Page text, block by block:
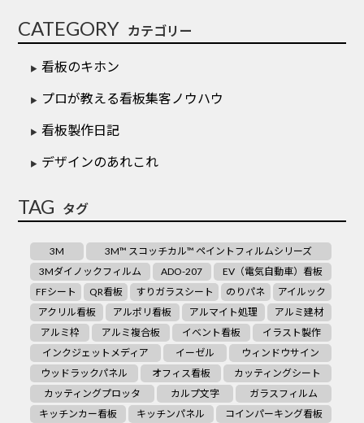
CATEGORY カテゴリー
看板のキホン
プロが教える看板集客ノウハウ
看板製作日記
デザインのあれこれ
TAG タグ
3M
3M™ スコッチカル™ ペイントフィルムシリーズ
3Mダイノックフィルム
ADO-207
EV（電気自動車）看板
FFシート
QR看板 すりガラスシート のりパネ
アイルック
アクリル看板
アルポリ看板 アルマイト処理
アルミ建材
アルミ枠
アルミ複合板 イベント看板
イラスト製作
インクジェットメディア
イーゼル
ウィンドウサイン
ウッドラックパネル
オフィス看板
カッティングシート
カッティングプロッタ
カルプ文字
ガラスフィルム
キッチンカー看板
キッチンパネル
コインパーキング看板